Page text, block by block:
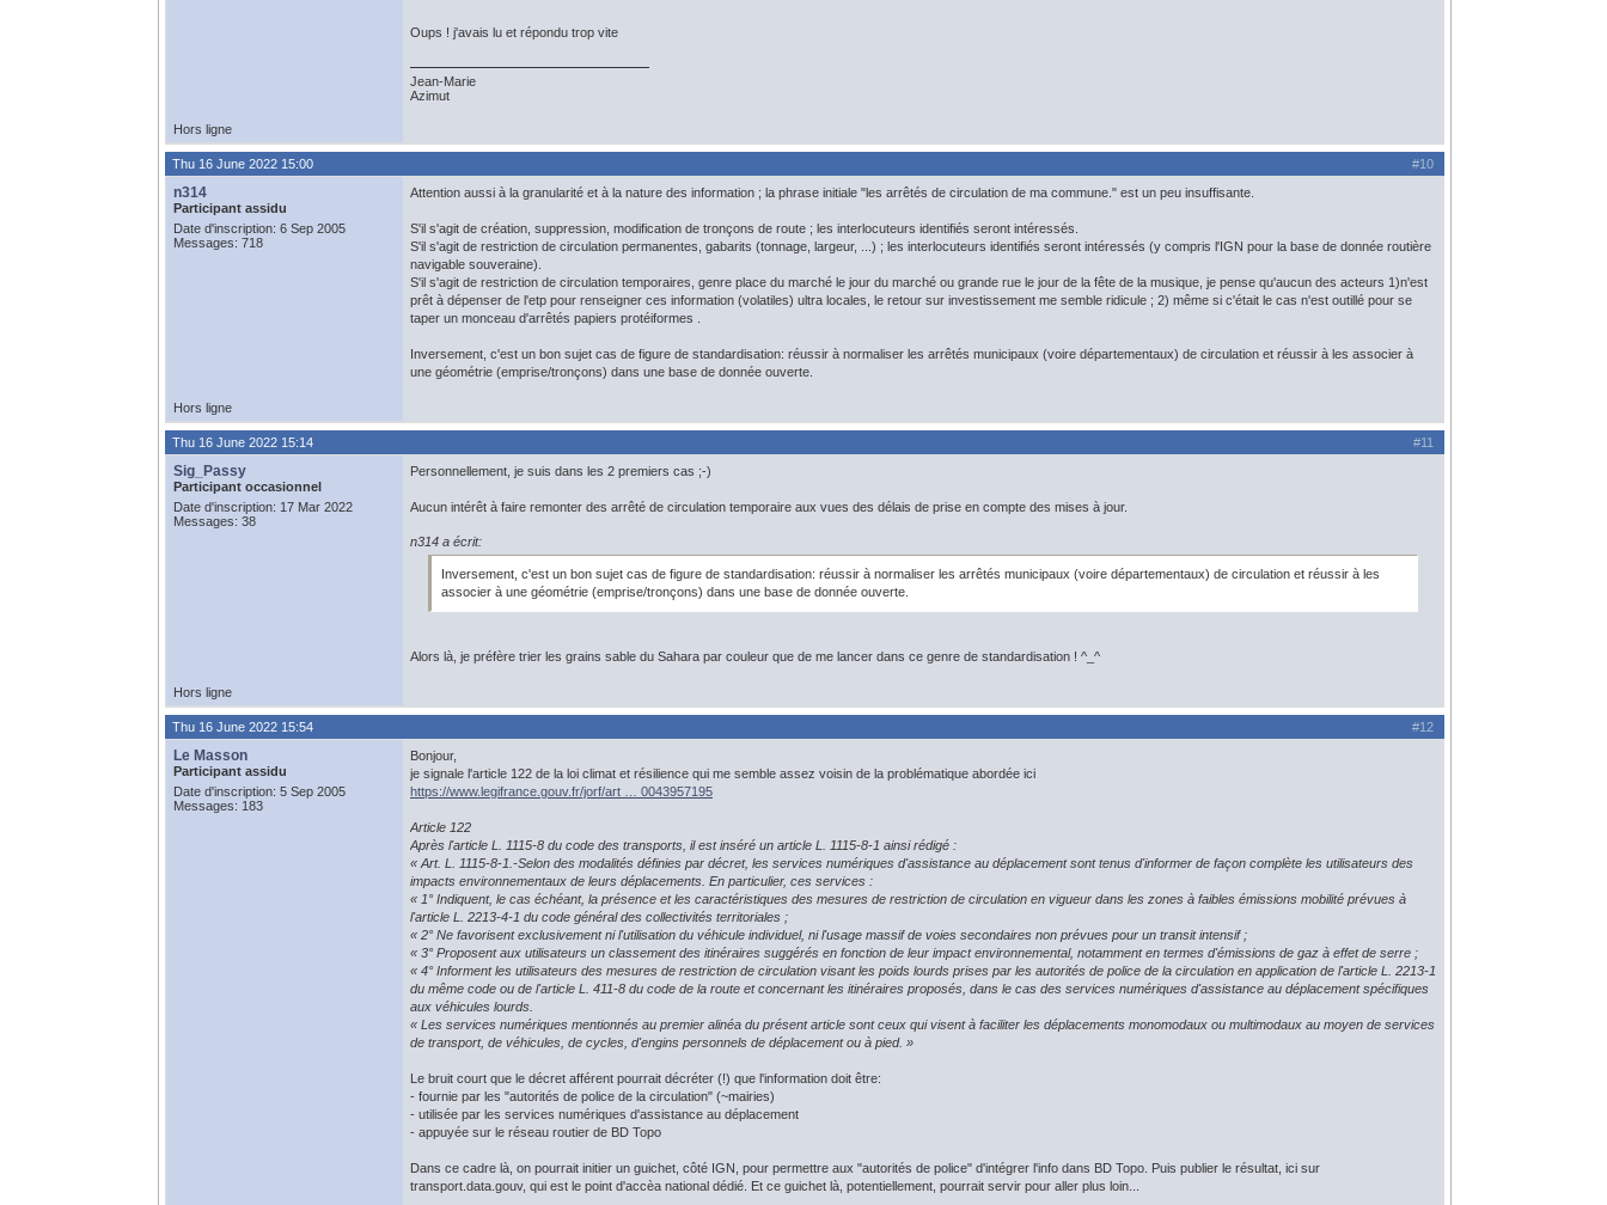
Oups ! j'avais lu et répondu trop vite
Jean-Marie
Azimut
Hors ligne
#10
Thu 16 June 2022 15:00
n314
Participant assidu
Date d'inscription: 6 Sep 2005
Messages: 718
Attention aussi à la granularité et à la nature des information ; la phrase initiale "les arrêtés de circulation de ma commune." est un peu insuffisante.
S'il s'agit de création, suppression, modification de tronçons de route ; les interlocuteurs identifiés seront intéressés.
S'il s'agit de restriction de circulation permanentes, gabarits (tonnage, largeur, ...) ; les interlocuteurs identifiés seront intéressés (y compris l'IGN pour la base de donnée routière
navigable souveraine).
S'il s'agit de restriction de circulation temporaires, genre place du marché le jour du marché ou grande rue le jour de la fête de la musique, je pense qu'aucun des acteurs 1)n'est
prêt à dépenser de l'etp pour renseigner ces information (volatiles) ultra locales, le retour sur investissement me semble ridicule ; 2) même si c'était le cas n'est outillé pour se
taper un monceau d'arrêtés papiers protéiformes .
Inversement, c'est un bon sujet cas de figure de standardisation: réussir à normaliser les arrêtés municipaux (voire départementaux) de circulation et réussir à les associer à
une géométrie (emprise/tronçons) dans une base de donnée ouverte.
Hors ligne
#11
Thu 16 June 2022 15:14
Sig_Passy
Participant occasionnel
Date d'inscription: 17 Mar 2022
Messages: 38
Personnellement, je suis dans les 2 premiers cas ;-)
Aucun intérêt à faire remonter des arrêté de circulation temporaire aux vues des délais de prise en compte des mises à jour.
n314 a écrit:
Inversement, c'est un bon sujet cas de figure de standardisation: réussir à normaliser les arrêtés municipaux (voire départementaux) de circulation et réussir à les
associer à une géométrie (emprise/tronçons) dans une base de donnée ouverte.
Alors là, je préfère trier les grains sable du Sahara par couleur que de me lancer dans ce genre de standardisation ! ^_^
Hors ligne
#12
Thu 16 June 2022 15:54
Le Masson
Participant assidu
Date d'inscription: 5 Sep 2005
Messages: 183
Bonjour,
je signale l'article 122 de la loi climat et résilience qui me semble assez voisin de la problématique abordée ici
https://www.legifrance.gouv.fr/jorf/art … 0043957195
Article 122
Après l'article L. 1115-8 du code des transports, il est inséré un article L. 1115-8-1 ainsi rédigé :
« Art. L. 1115-8-1.-Selon des modalités définies par décret, les services numériques d'assistance au déplacement sont tenus d'informer de façon complète les utilisateurs des
impacts environnementaux de leurs déplacements. En particulier, ces services :
« 1° Indiquent, le cas échéant, la présence et les caractéristiques des mesures de restriction de circulation en vigueur dans les zones à faibles émissions mobilité prévues à
l'article L. 2213-4-1 du code général des collectivités territoriales ;
« 2° Ne favorisent exclusivement ni l'utilisation du véhicule individuel, ni l'usage massif de voies secondaires non prévues pour un transit intensif ;
« 3° Proposent aux utilisateurs un classement des itinéraires suggérés en fonction de leur impact environnemental, notamment en termes d'émissions de gaz à effet de serre ;
« 4° Informent les utilisateurs des mesures de restriction de circulation visant les poids lourds prises par les autorités de police de la circulation en application de l'article L. 2213-1
du même code ou de l'article L. 411-8 du code de la route et concernant les itinéraires proposés, dans le cas des services numériques d'assistance au déplacement spécifiques
aux véhicules lourds.
« Les services numériques mentionnés au premier alinéa du présent article sont ceux qui visent à faciliter les déplacements monomodaux ou multimodaux au moyen de services
de transport, de véhicules, de cycles, d'engins personnels de déplacement ou à pied. »
Le bruit court que le décret afférent pourrait décréter (!) que l'information doit être:
- fournie par les "autorités de police de la circulation" (~mairies)
- utilisée par les services numériques d'assistance au déplacement
- appuyée sur le réseau routier de BD Topo
Dans ce cadre là, on pourrait initier un guichet, côté IGN, pour permettre aux "autorités de police" d'intégrer l'info dans BD Topo. Puis publier le résultat, ici sur
transport.data.gouv, qui est le point d'accèa national dédié. Et ce guichet là, potentiellement, pourrait servir pour aller plus loin...